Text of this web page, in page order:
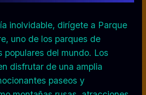
inolvidable, dirígete a Parque
uno de los parques de
populares del mundo. Los
disfrutar de una amplia
paseos y